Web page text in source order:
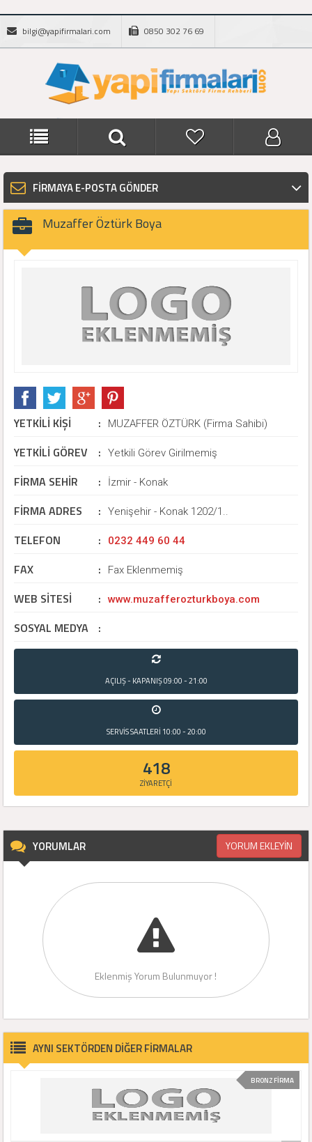
bilgi@yapifirmalari.com 0850 302 76 69
FİRMAYA E-POSTA GÖNDER
Muzaffer Öztürk Boya
YETKİLİ KİŞİ : MUZAFFER ÖZTÜRK (Firma Sahibi)
YETKİLİ GÖREV : Yetkili Görev Girilmemiş
FİRMA SEHİR : İzmir - Konak
FİRMA ADRES : Yenişehir - Konak 1202/1..
TELEFON : 0232 449 60 44
FAX : Fax Eklenmemiş
WEB SİTESİ : www.muzafferozturkboya.com
SOSYAL MEDYA :
AÇILIŞ - KAPANIŞ09:00 - 21:00
SERVİS SAATLERİ 10:00 - 20:00
418
ZİYARETÇİ
YORUMLAR YORUM EKLEYİN
Eklenmiş Yorum Bulunmuyor !
AYNI SEKTÖRDEN DİĞER FİRMALAR
BRONZ FİRMA